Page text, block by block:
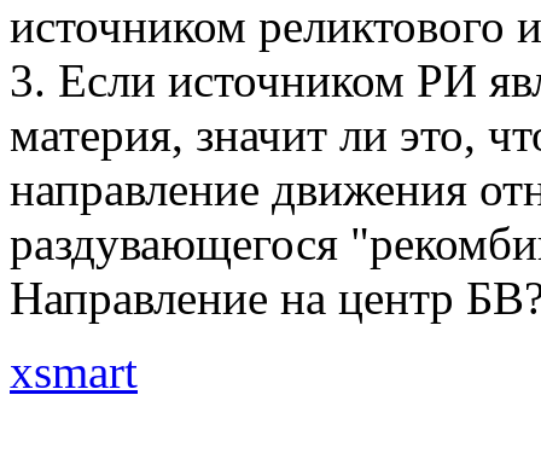
источником реликтового
3. Если источником РИ
материя, значит ли это,
направление движения
раздувающегося
Направление на центр
xsmart